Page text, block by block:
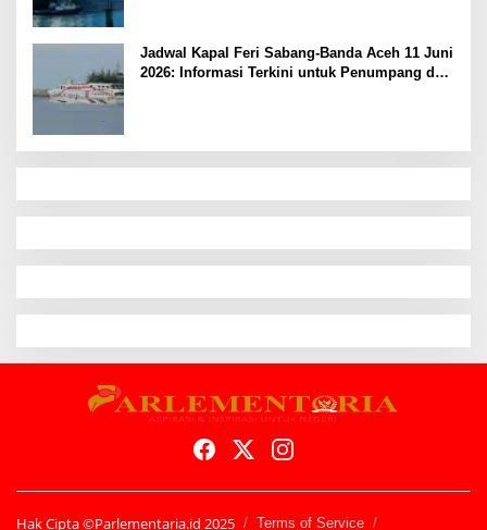
Jadwal Kapal Feri Sabang-Banda Aceh 11 Juni
2026: Informasi Terkini untuk Penumpang dan
Hak Cipta ©Parlementaria.id 2025 Terms of Service